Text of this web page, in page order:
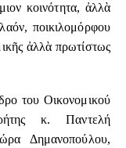
κοινότητα, ἀλλὰ
ποικιλομόρφου
ἀλλὰ πρωτίστως
του Οικονομικού
κ. Παντελή
Δημανοπούλου,